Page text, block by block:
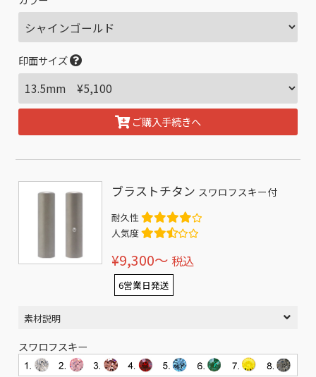
印面サイズ
ご購入手続きへ
ブラストチタン スワロフスキー付
耐久性
人気度
¥9,300〜 税込
6営業日発送
素材説明
スワロフスキー